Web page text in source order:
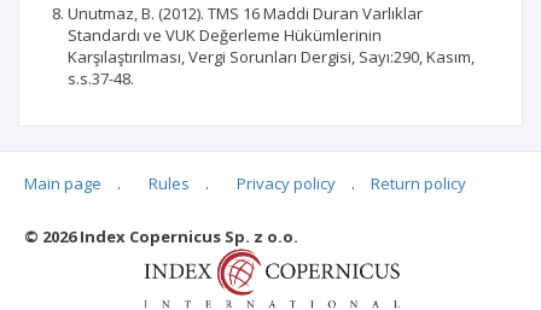
Unutmaz, B. (2012). TMS 16 Maddi Duran Varlıklar
Standardı ve VUK Değerleme Hükümlerinin
Karşılaştırılması, Vergi Sorunları Dergisi, Sayı:290, Kasım,
s.s.37-48.
Articles quoting
Main page . Rules . Privacy policy . Return policy
© 2026 Index Copernicus Sp. z o.o.